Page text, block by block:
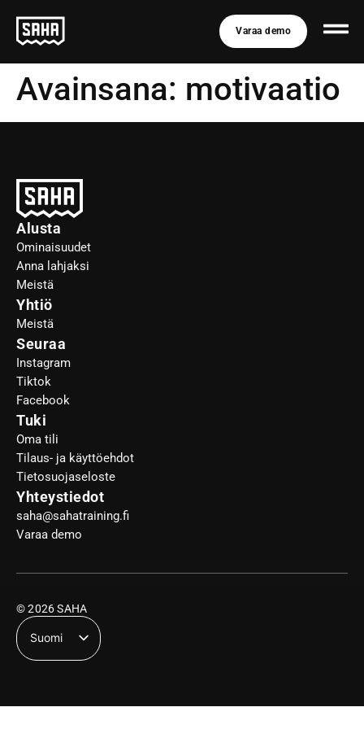
Varaa demo
Avainsana: motivaatio
Alusta
Ominaisuudet
Anna lahjaksi
Meistä
Yhtiö
Meistä
Seuraa
Instagram
Tiktok
Facebook
Tuki
Oma tili
Tilaus- ja käyttöehdot
Tietosuojaseloste
Yhteystiedot
saha@sahatraining.fi
Varaa demo
© 2026 SAHA
Suomi
English